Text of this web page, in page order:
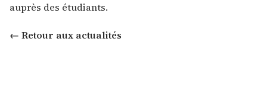
auprès des étudiants.
← Retour aux actualités